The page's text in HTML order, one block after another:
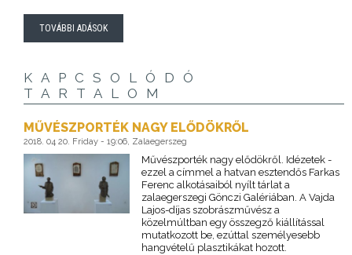
TOVÁBBI ADÁSOK
KAPCSOLÓDÓ
TARTALOM
MŰVÉSZPORTÉK NAGY ELŐDÖKRŐL
2018. 04 20. Friday - 19:06, Zalaegerszeg
Művészporték nagy elődökről. Idézetek -
ezzel a címmel a hatvan esztendős Farkas
Ferenc alkotásaiból nyílt tárlat a
zalaegerszegi Gönczi Galériában. A Vajda
Lajos-díjas szobrászművész a
közelmúltban egy összegző kiállítással
mutatkozott be, ezúttal személyesebb
hangvételű plasztikákat hozott.